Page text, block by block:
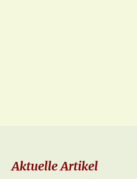
Aktuelle Artikel